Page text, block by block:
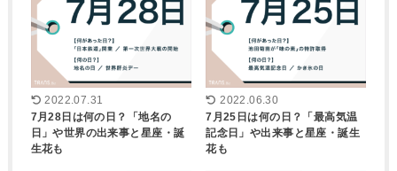
2022.07.31
7月28日は何の日？「地名の
日」や世界の出来事と星座・誕
生花も
2022.06.30
7月25日は何の日？「最高気温
記念日」や出来事と星座・誕生
花も